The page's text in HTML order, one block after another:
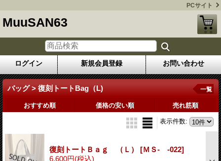
PCサイト
MuuSAN63
ログイン 新規会員登録 お問い合わせ
バッグ > 復刻トートBag（L) 一覧
おすすめ順 価格の安い順 売れ筋順
表示件数:
復刻トートＢａｇ （Ｌ） [ＭＳ- -022]
6,600円(税込)